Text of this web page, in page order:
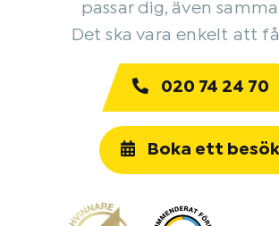
passar dig, även
Det ska vara enkelt att
020 74 24 70
Boka ett besök